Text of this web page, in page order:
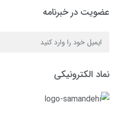
عضویت در خبرنامه
نماد الکترونیکی